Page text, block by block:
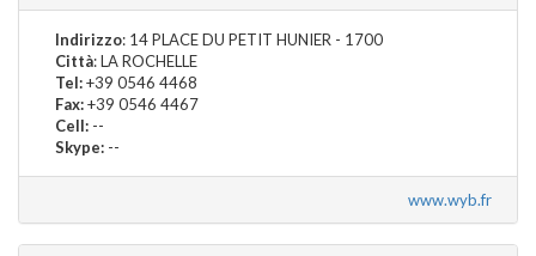
Indirizzo: 14 PLACE DU PETIT HUNIER - 1700
Città: LA ROCHELLE
Tel:+39 0546 4468
Fax:+39 0546 4467
Cell: --
Skype: --
www.wyb.fr